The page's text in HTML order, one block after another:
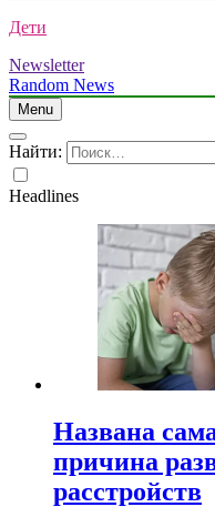
Дети
Newsletter
Random News
Menu
Найти:
Headlines
Названа
причина
расстройств